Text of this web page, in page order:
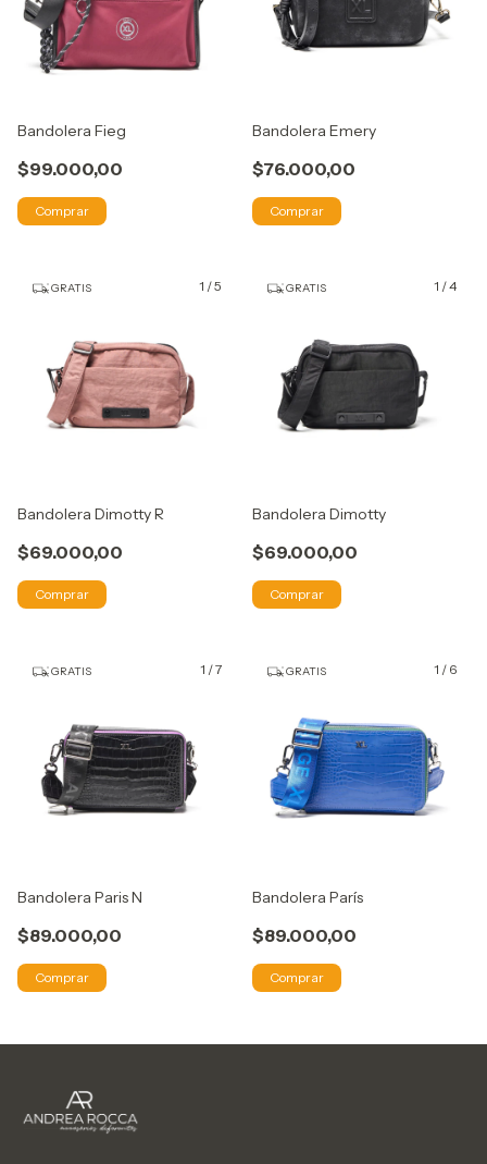
Bandolera Fieg
$99.000,00
Comprar
Bandolera Emery
$76.000,00
Comprar
1 /5
GRATIS
Bandolera Dimotty R
$69.000,00
Comprar
1 /4
GRATIS
Bandolera Dimotty
$69.000,00
Comprar
1 /7
GRATIS
Bandolera Paris N
$89.000,00
Comprar
1 / 6
GRATIS
Bandolera París
$89.000,00
Comprar